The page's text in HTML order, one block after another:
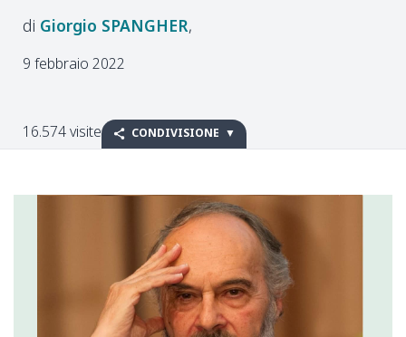
Giorgio SPANGHER
9 febbraio 2022
16.574 visite CONDIVISIONE